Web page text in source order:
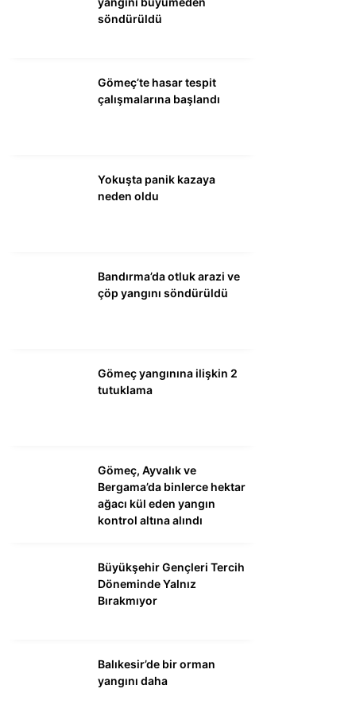
söndürüldü
Gömeç’te hasar tespit
çalışmalarına başlandı
Yokuşta panik kazaya
neden oldu
Bandırma’da otluk arazi ve
çöp yangını söndürüldü
Gömeç yangınına ilişkin 2
tutuklama
Gömeç, Ayvalık ve
Bergama’da binlerce hektar
ağacı kül eden yangın
kontrol altına alındı
Büyükşehir Gençleri Tercih
Döneminde Yalnız
Bırakmıyor
Balıkesir’de bir orman
yangını daha